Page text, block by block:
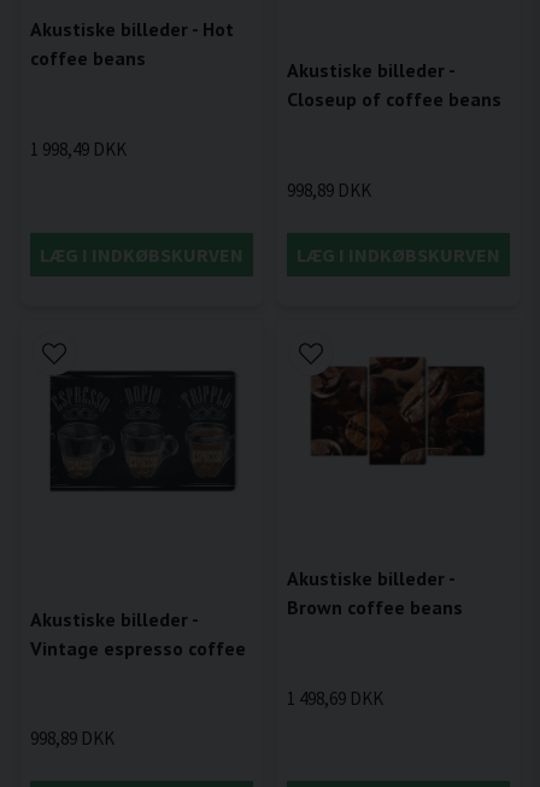
Akustiske billeder - Hot
coffee beans
1 998,49 DKK
LÆG I INDKØBSKURVEN
Akustiske billeder -
Closeup of coffee beans
998,89 DKK
LÆG I INDKØBSKURVEN
Akustiske billeder -
Vintage espresso coffee
998,89 DKK
Akustiske billeder -
Brown coffee beans
1 498,69 DKK